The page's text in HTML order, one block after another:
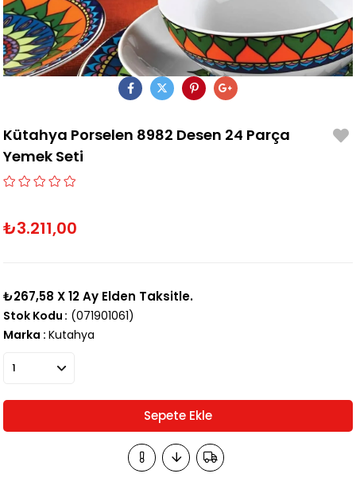
Kütahya Porselen 8982 Desen 24 Parça
Yemek Seti
₺3.211,00
₺267,58 X 12 Ay Elden Taksitle.
(071901061)
Stok Kodu
Marka : Kutahya